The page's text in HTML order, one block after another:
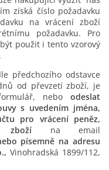
získá číslo požadavku
na vrácení zboží
požadavku. Pro
použit i tento vzorový
předchozího odstavce
od převzetí zboží, je
nebo odeslat
s uvedením jména,
pro vrácení peněz,
zboží na email
písemně na adresu
Vinohradská 1899/112,